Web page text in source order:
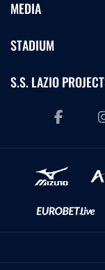
MEDIA
STADIUM
S.S. LAZIO